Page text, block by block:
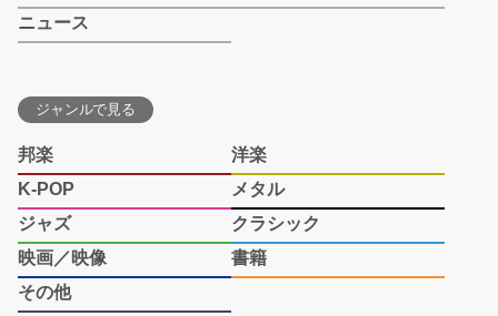
ニュース
ジャンルで見る
邦楽
洋楽
K-POP
メタル
ジャズ
クラシック
映画／映像
書籍
その他